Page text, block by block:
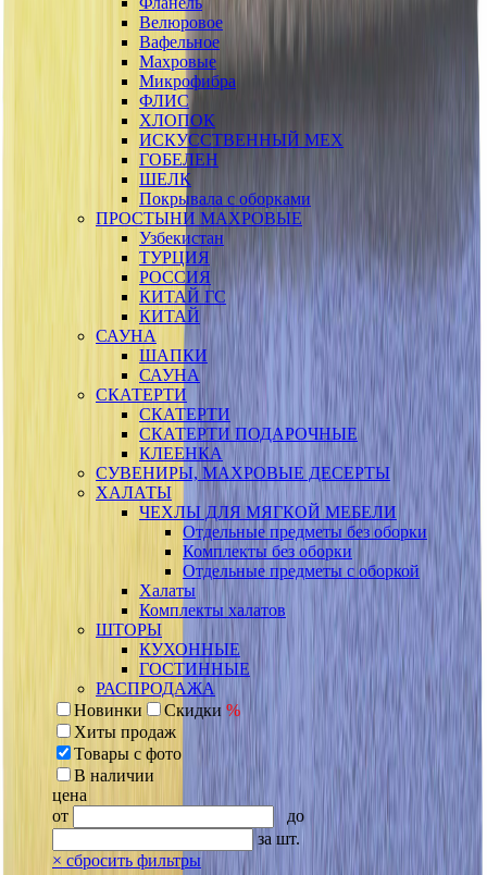
Велюровое
Вафельное
Махровые
Микрофибра
ФЛИС
ХЛОПОК
ИСКУССТВЕННЫЙ МЕХ
ГОБЕЛЕН
ШЕЛК
Покрывала с оборками
ПРОСТЫНИ МАХРОВЫЕ
Узбекистан
ТУРЦИЯ
РОССИЯ
КИТАЙ ГС
КИТАЙ
САУНА
ШАПКИ
САУНА
СКАТЕРТИ
СКАТЕРТИ
СКАТЕРТИ ПОДАРОЧНЫЕ
КЛЕЕНКА
СУВЕНИРЫ, МАХРОВЫЕ ДЕСЕРТЫ
ХАЛАТЫ
ЧЕХЛЫ ДЛЯ МЯГКОЙ МЕБЕЛИ
Отдельные предметы без оборки
Комплекты без оборки
Отдельные предметы с оборкой
Халаты
Комплекты халатов
ШТОРЫ
КУХОННЫЕ
ГОСТИННЫЕ
РАСПРОДАЖА
Новинки
Скидки %
Хиты продаж
Товары с фото
В наличии
цена
от
до
за шт.
× сбросить фильтры